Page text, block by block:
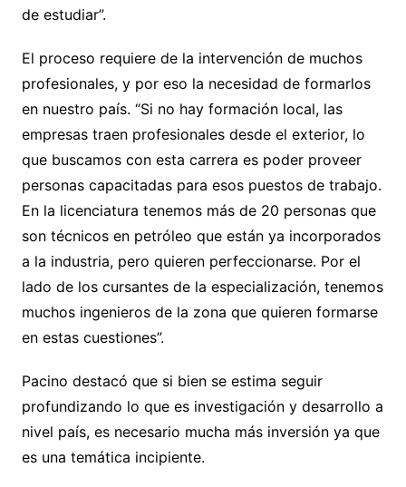
de estudiar”.
El proceso requiere de la intervención de muchos
profesionales, y por eso la necesidad de formarlos
en nuestro país. “Si no hay formación local, las
empresas traen profesionales desde el exterior, lo
que buscamos con esta carrera es poder proveer
personas capacitadas para esos puestos de trabajo.
En la licenciatura tenemos más de 20 personas que
son técnicos en petróleo que están ya incorporados
a la industria, pero quieren perfeccionarse. Por el
lado de los cursantes de la especialización, tenemos
muchos ingenieros de la zona que quieren formarse
en estas cuestiones”.
Pacino destacó que si bien se estima seguir
profundizando lo que es investigación y desarrollo a
nivel país, es necesario mucha más inversión ya que
es una temática incipiente.